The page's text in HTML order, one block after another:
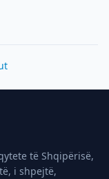
të Shqipërisë,
i shpejtë,